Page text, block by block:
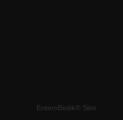
EnteroBiotik® Slim